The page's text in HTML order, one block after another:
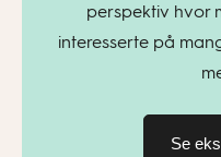
perspektiv hvor
interesserte på
Se